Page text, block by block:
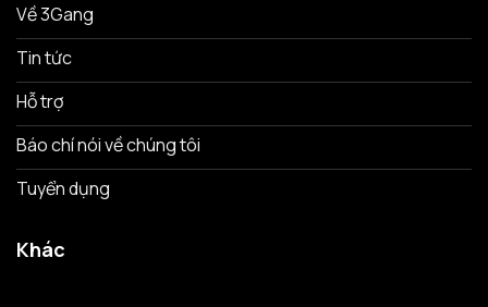
Về 3Gang
Tin tức
Hỗ trợ
Báo chí nói về chúng tôi
Tuyển dụng
Khác